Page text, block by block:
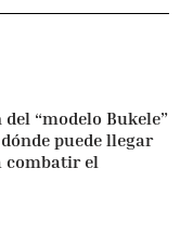
“modelo Bukele”
puede llegar
combatir el